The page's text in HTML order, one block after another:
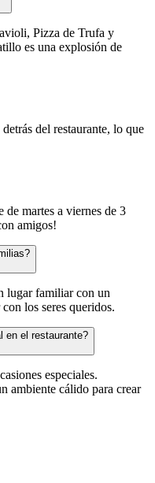
Pizza de Trufa y
es una explosión de
del restaurante, lo que
martes a viernes de 3
amigos!
lugar familiar con un
los seres queridos.
en el restaurante?
especiales.
ambiente cálido para crear